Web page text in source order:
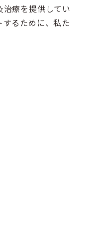
療を提供してい
るために、私た